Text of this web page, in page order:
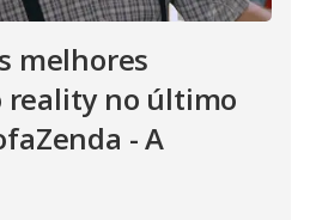
melhores
reality no último
- A